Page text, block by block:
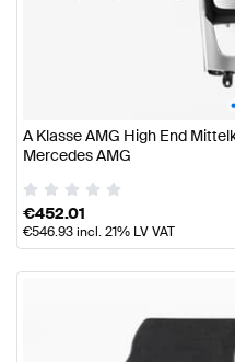
A Klasse AMG High End
Mercedes AMG
€452.01
€546.93incl. 21% LV VAT